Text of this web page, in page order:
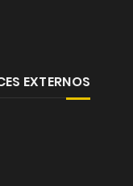
EXTERNOS